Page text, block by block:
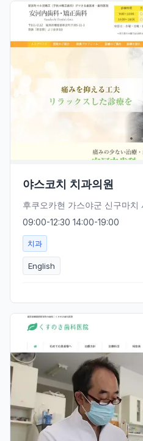
야스코치 치과의원
후쿠오카현 가스야군 신구마치
09:00-12:30 14:00-19:00
치과
English